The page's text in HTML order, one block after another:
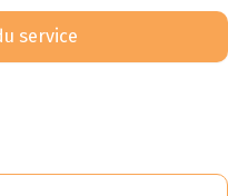
service